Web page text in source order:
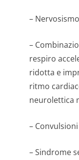
– Nervosismo
–
respiro
ridotta e
ritmo
neurolettica
– Convulsioni
– Sindrome